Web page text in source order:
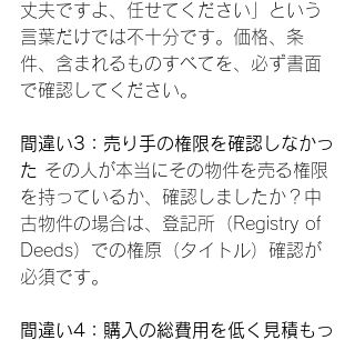
丈夫ですよ、任せてください」という
言葉だけでは不十分です。価格、条
件、含まれるものすべてを、必ず書面
で確認してください。
間違い3：売り手の権限を確認しなかっ
た その人が本当にその物件を売る権限
を持っているか、確認しましたか？中
古物件の場合は、登記所（Registry of
Deeds）での権原（タイトル）確認が
必須です。
間違い4：購入の総費用を低く見積もっ